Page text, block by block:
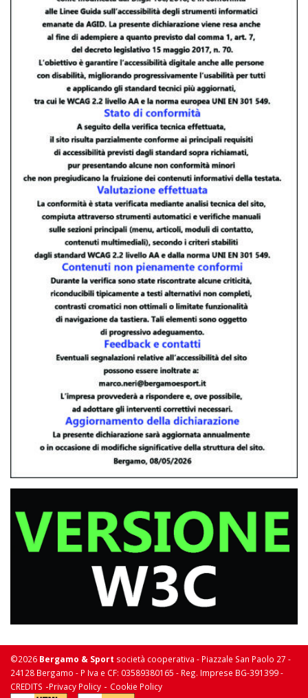
©2026 Bergamo & Sport società cooperativa - Piazzale San Paolo 27 -
24128 Bergamo - P Iva e CF: 03589380165 - Reg. Imprese BG-391399 -
CREDITS -Privacy Policy - Cookie Policy